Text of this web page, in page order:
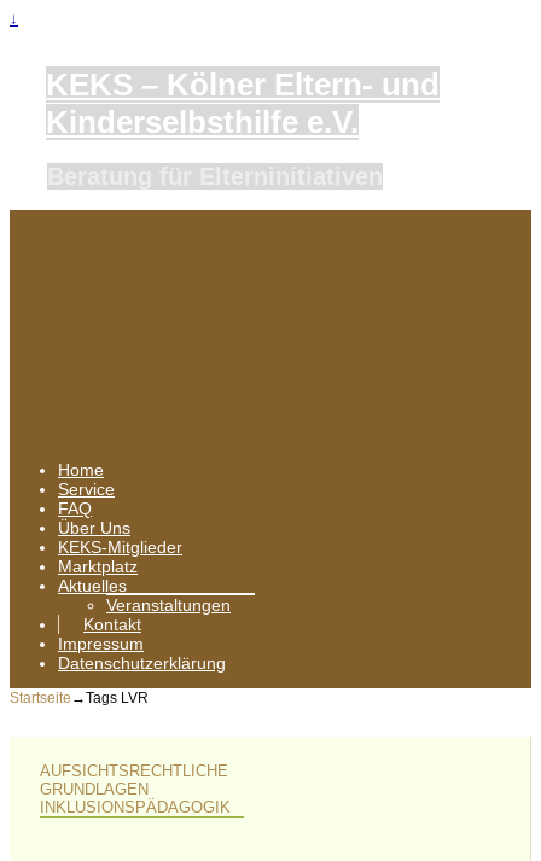
↓
KEKS – Kölner Eltern- und
Kinderselbsthilfe e.V.
Home
Service
FAQ
Über Uns
KEKS-Mitglieder
Marktplatz
Aktuelles
Veranstaltungen
Kontakt
Impressum
Datenschutzerklärung
Startseite →Tags LVR
AUFSICHTSRECHTLICHE
GRUNDLAGEN
INKLUSIONSPÄDAGOGIK